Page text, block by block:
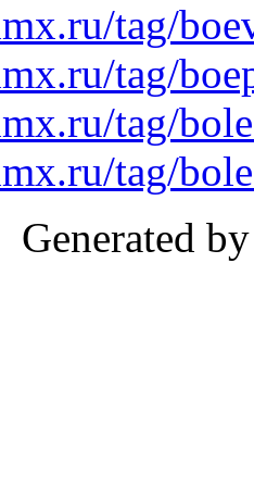
tag/
tag/
tag/
tag/
Generated